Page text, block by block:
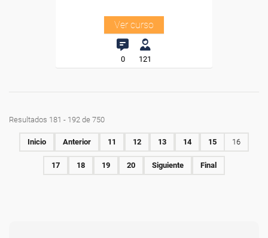
Ver curso
0 121
Resultados 181 - 192 de 750
Inicio Anterior 11 12 13 14 15 16
17 18 19 20 Siguiente Final